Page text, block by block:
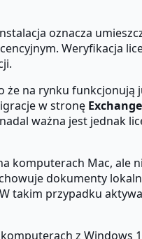
oznacza
Weryfikacja
że na rynku funkcjonują
w stronę
ważna jest jednak
Mac, ale
dokumenty
takim przypadku
z Windows